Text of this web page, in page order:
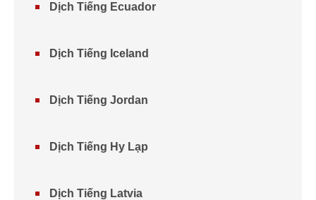
Dịch Tiếng Ecuador
Dịch Tiếng Iceland
Dịch Tiếng Jordan
Dịch Tiếng Hy Lạp
Dịch Tiếng Latvia